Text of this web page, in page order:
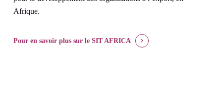
Afrique.
Pour en savoir plus sur le SIT AFRICA